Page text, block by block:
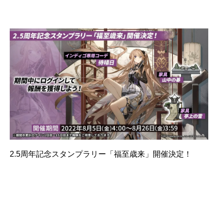
2.5周年記念スタンプラリー「福至歳来」開催決定！